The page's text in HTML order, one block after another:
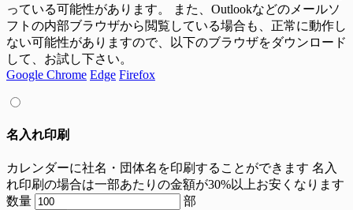
っている可能性があります。 また、Outlookなどのメールソ
フトの内部ブラウザから閲覧している場合も、正常に動作し
ない可能性がありますので、以下のブラウザをダウンロード
して、お試し下さい。
Google Chrome Edge Firefox
名入れ印刷
カレンダーに社名・団体名を印刷することができます 名入
れ印刷の場合は一部あたりの金額が30%以上お安くなります
数量
部